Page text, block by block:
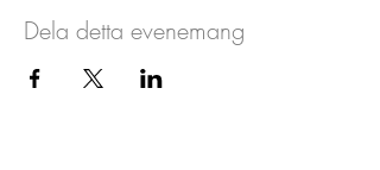
Dela detta evenemang